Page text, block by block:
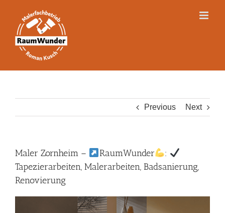
content
Previous Next
Maler Zornheim – RaumWunder
:
Tapezierarbeiten, Malerarbeiten, Badsanierung,
Renovierung